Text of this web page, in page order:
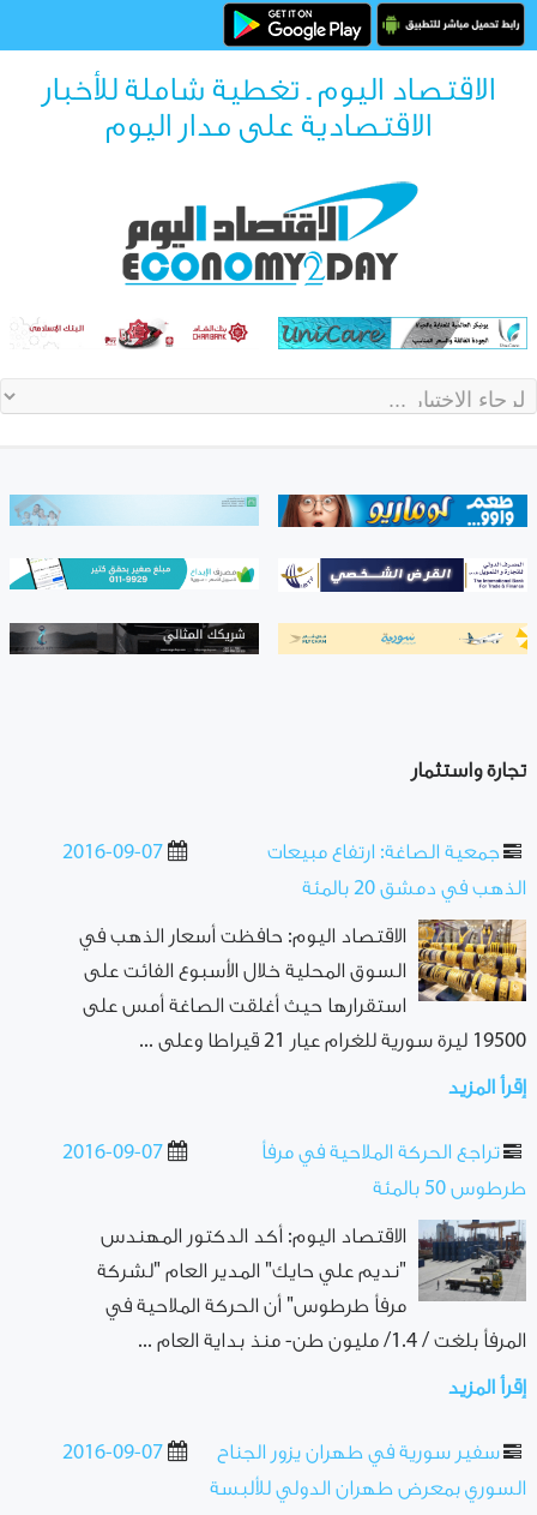
الاقتصاد اليوم ـ تغطية شاملة للأخبار
الاقتصادية على مدار اليوم
تجارة واستثمار
2016-09-07
جمعية الصاغة: ارتفاع مبيعات
الذهب في دمشق 20 بالمئة
الاقتصاد اليوم: حافظت أسعار الذهب في
السوق المحلية خلال الأسبوع الفائت على
استقرارها حيث أغلقت الصاغة أمس على
19500 ليرة سورية للغرام عيار 21 قيراطا وعلى ...
إقرأ المزيد
2016-09-07
تراجع الحركة الملاحية في مرفأ
طرطوس 50 بالمئة
الاقتصاد اليوم: أكد الدكتور المهندس
"نديم علي حايك" المدير العام "لشركة
مرفأ طرطوس" أن الحركة الملاحية في
المرفأ بلغت / 1.4/ مليون طن- منذ بداية العام ...
إقرأ المزيد
2016-09-07
سفير سورية في طهران يزور الجناح
السوري بمعرض طهران الدولي للألبسة